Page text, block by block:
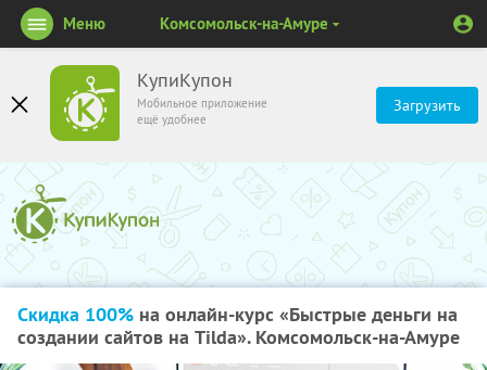
КупиКупон
Мобильное приложение
ещё удобнее
Загрузить
Меню Комсомольск-на-Амуре
Скидка 100% на онлайн-курс «Быстрые деньги на
создании сайтов на Tilda». Комсомольск-на-Амуре